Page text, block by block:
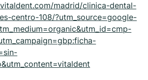
madrid/clinica-dental-
centro-108/?utm_source=google-